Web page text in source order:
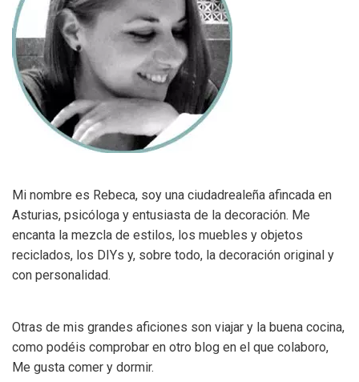
Mi nombre es Rebeca, soy una ciudadrealeña afincada en
Asturias, psicóloga y entusiasta de la decoración. Me
encanta la mezcla de estilos, los muebles y objetos
reciclados, los DIYs y, sobre todo, la decoración original y
con personalidad.
Otras de mis grandes aficiones son viajar y la buena cocina,
como podéis comprobar en otro blog en el que colaboro,
Me gusta comer y dormir.